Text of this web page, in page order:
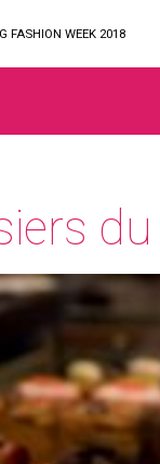
FASHION WEEK 2018
du